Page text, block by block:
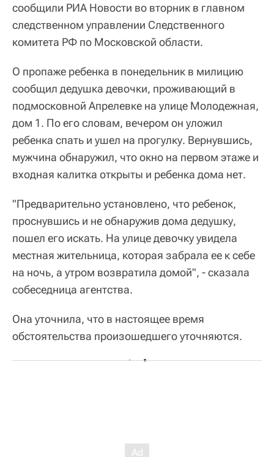
сообщили РИА Новости во вторник в главном
следственном управлении Следственного
комитета РФ по Московской области.
О пропаже ребенка в понедельник в милицию
сообщил дедушка девочки, проживающий в
подмосковной Апрелевке на улице Молодежная,
дом 1. По его словам, вечером он уложил
ребенка спать и ушел на прогулку. Вернувшись,
мужчина обнаружил, что окно на первом этаже и
входная калитка открыты и ребенка дома нет.
"Предварительно установлено, что ребенок,
проснувшись и не обнаружив дома дедушку,
пошел его искать. На улице девочку увидела
местная жительница, которая забрала ее к себе
на ночь, а утром возвратила домой", - сказала
собеседница агентства.
Она уточнила, что в настоящее время
обстоятельства произошедшего уточняются.